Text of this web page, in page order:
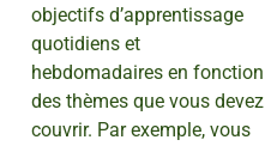
objectifs d’apprentissage
quotidiens et
hebdomadaires en fonction
des thèmes que vous devez
couvrir. Par exemple, vous